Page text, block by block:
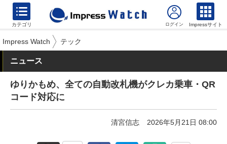
カテゴリ Impressサイト
Impress Watch テック
ニュース
ゆりかもめ、全ての自動改札機がクレカ乗車・QR
コード対応に
清宮信志 2026年5月21日 08:00